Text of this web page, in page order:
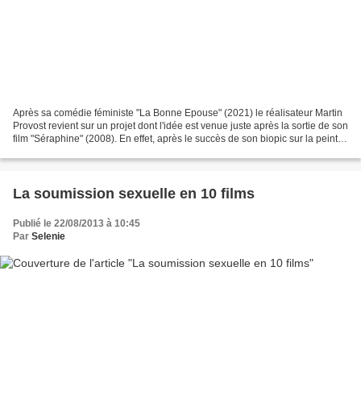
Après sa comédie féministe "La Bonne Epouse" (2021) le réalisateur Martin
Provost revient sur un projet dont l'idée est venue juste après la sortie de son
film "Séraphine" (2008). En effet, après le succès de son biopic sur la peintre
La soumission sexuelle en 10 films
Publié le 22/08/2013 à 10:45
Par Selenie